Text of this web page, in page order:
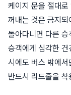
케이지 문을 절대
꺼내는 것은 금지되
돌아다니면 다른
승객에게 심각한
시에도 버스 밖에
반드시 리드줄을